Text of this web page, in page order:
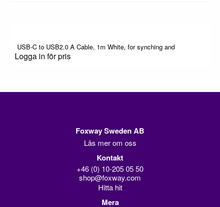
USB-C to USB2.0 A Cable, 1m White, for synching and
Logga in för pris
Foxway Sweden AB
Läs mer om oss
Kontakt
+46 (0) 10-205 05 50
shop@foxway.com
Hitta hit
Mera